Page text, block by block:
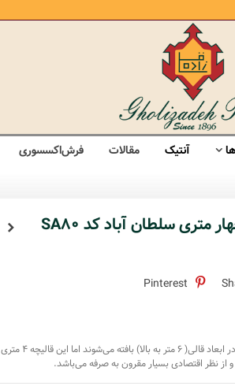
آنتیک مقالات فرش‌اکسسوری
فرش دستبافت چهار متری سلطان آباد کد SA80
معمولا فرش‌های سلطان‌آباد در ابعاد قالی( 6 متر به بالا) بافته می‌شوند اما این قالیچه 4 متری
از نظر اقتصادی بسیار مقرون به صرفه می‌باشد.